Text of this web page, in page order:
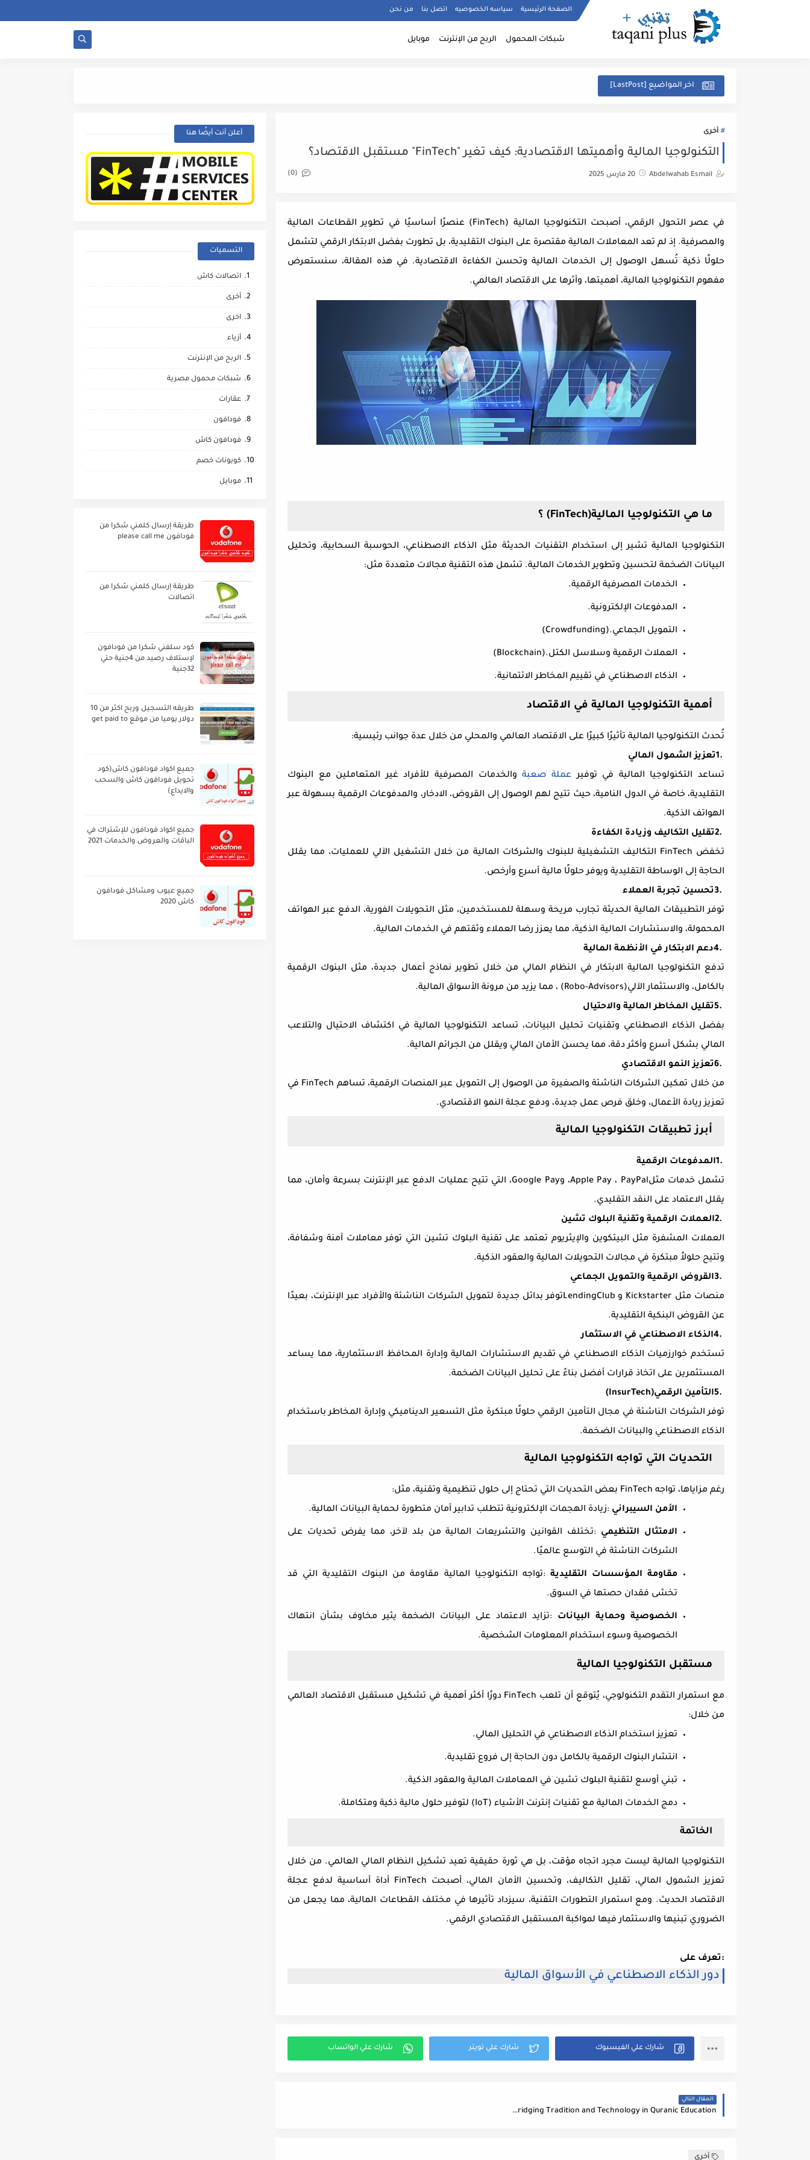
الصفحة الرئيسية سياسه الخصوصيه اتصل بنا من نحن
شبكات المحمول الربح من الإنترنت موبايل
اخر المواضيع [LastPost]
أخرى
التكنولوجيا المالية وأهميتها الاقتصادية: كيف تغير "FinTech" مستقبل الاقتصاد؟
Abdelwahab Esmail 20 مارس 2025 (0)
في عصر التحول الرقمي، أصبحت التكنولوجيا المالية (FinTech) عنصرًا أساسيًا في تطوير القطاعات المالية
والمصرفية. إذ لم تعد المعاملات المالية مقتصرة على البنوك التقليدية، بل تطورت بفضل الابتكار الرقمي لتشمل
حلولًا ذكية تُسهل الوصول إلى الخدمات المالية وتحسن الكفاءة الاقتصادية. في هذه المقالة، سنستعرض
مفهوم التكنولوجيا المالية، أهميتها، وأثرها على الاقتصاد العالمي.
ما هي التكنولوجيا المالية(FinTech) ؟
التكنولوجيا المالية تشير إلى استخدام التقنيات الحديثة مثل الذكاء الاصطناعي، الحوسبة السحابية، وتحليل
البيانات الضخمة لتحسين وتطوير الخدمات المالية. تشمل هذه التقنية مجالات متعددة مثل:
الخدمات المصرفية الرقمية.
المدفوعات الإلكترونية.
التمويل الجماعي(Crowdfunding).
العملات الرقمية وسلاسل الكتل(Blockchain).
الذكاء الاصطناعي في تقييم المخاطر الائتمانية.
أهمية التكنولوجيا المالية في الاقتصاد
تُحدث التكنولوجيا المالية تأثيرًا كبيرًا على الاقتصاد العالمي والمحلي من خلال عدة جوانب رئيسية:
1.تعزيز الشمول المالي
تساعد التكنولوجيا المالية في توفيرعملة صعبةوالخدمات المصرفية للأفراد غير المتعاملين مع البنوك
التقليدية، خاصة في الدول النامية، حيث تتيح لهم الوصول إلى القروض، الادخار، والمدفوعات الرقمية بسهولة عبر
الهواتف الذكية.
2.تقليل التكاليف وزيادة الكفاءة
تخفض FinTech التكاليف التشغيلية للبنوك والشركات المالية من خلال التشغيل الآلي للعمليات، مما يقلل
الحاجة إلى الوساطة التقليدية ويوفر حلولًا مالية أسرع وأرخص.
3.تحسين تجربة العملاء
توفر التطبيقات المالية الحديثة تجارب مريحة وسهلة للمستخدمين، مثل التحويلات الفورية، الدفع عبر الهواتف
المحمولة، والاستشارات المالية الذكية، مما يعزز رضا العملاء وثقتهم في الخدمات المالية.
4.دعم الابتكار في الأنظمة المالية
تدفع التكنولوجيا المالية الابتكار في النظام المالي من خلال تطوير نماذج أعمال جديدة، مثل البنوك الرقمية
بالكامل، والاستثمار الآلي(Robo-Advisors) ، مما يزيد من مرونة الأسواق المالية.
5.تقليل المخاطر المالية والاحتيال
بفضل الذكاء الاصطناعي وتقنيات تحليل البيانات، تساعد التكنولوجيا المالية في اكتشاف الاحتيال والتلاعب
المالي بشكل أسرع وأكثر دقة، مما يحسن الأمان المالي ويقلل من الجرائم المالية.
6.تعزيز النمو الاقتصادي
من خلال تمكين الشركات الناشئة والصغيرة من الوصول إلى التمويل عبر المنصات الرقمية، تساهم FinTech في
تعزيز ريادة الأعمال، وخلق فرص عمل جديدة، ودفع عجلة النمو الاقتصادي.
أبرز تطبيقات التكنولوجيا المالية
1.المدفوعات الرقمية
تشمل خدمات مثلPayPal ، Apple Pay، وGoogle Pay، التي تتيح عمليات الدفع عبر الإنترنت بسرعة وأمان، مما
يقلل الاعتماد على النقد التقليدي.
2.العملات الرقمية وتقنية البلوك تشين
العملات المشفرة مثل البيتكوين والإيثريوم تعتمد على تقنية البلوك تشين التي توفر معاملات آمنة وشفافة،
وتتيح حلولاً مبتكرة في مجالات التحويلات المالية والعقود الذكية.
3.القروض الرقمية والتمويل الجماعي
منصات مثل Kickstarter و LendingClubتوفر بدائل جديدة لتمويل الشركات الناشئة والأفراد عبر الإنترنت، بعيدًا
عن القروض البنكية التقليدية.
4.الذكاء الاصطناعي في الاستثمار
تستخدم خوارزميات الذكاء الاصطناعي في تقديم الاستشارات المالية وإدارة المحافظ الاستثمارية، مما يساعد
المستثمرين على اتخاذ قرارات أفضل بناءً على تحليل البيانات الضخمة.
5.التأمين الرقمي(InsurTech)
توفر الشركات الناشئة في مجال التأمين الرقمي حلولًا مبتكرة مثل التسعير الديناميكي وإدارة المخاطر باستخدام
الذكاء الاصطناعي والبيانات الضخمة.
التحديات التي تواجه التكنولوجيا المالية
رغم مزاياها، تواجه FinTech بعض التحديات التي تحتاج إلى حلول تنظيمية وتقنية، مثل:
الأمن السيبراني :زيادة الهجمات الإلكترونية تتطلب تدابير أمان متطورة لحماية البيانات المالية.
الامتثال التنظيمي :تختلف القوانين والتشريعات المالية من بلد لآخر، مما يفرض تحديات على
الشركات الناشئة في التوسع عالميًا.
مقاومة المؤسسات التقليدية :تواجه التكنولوجيا المالية مقاومة من البنوك التقليدية التي قد
تخشى فقدان حصتها في السوق.
الخصوصية وحماية البيانات :تزايد الاعتماد على البيانات الضخمة يثير مخاوف بشأن انتهاك
الخصوصية وسوء استخدام المعلومات الشخصية.
مستقبل التكنولوجيا المالية
مع استمرار التقدم التكنولوجي، يُتوقع أن تلعب FinTechدورًا أكثر أهمية في تشكيل مستقبل الاقتصاد العالمي
من خلال:
تعزيز استخدام الذكاء الاصطناعي في التحليل المالي.
انتشار البنوك الرقمية بالكامل دون الحاجة إلى فروع تقليدية.
تبني أوسع لتقنية البلوك تشين في المعاملات المالية والعقود الذكية.
دمج الخدمات المالية مع تقنيات إنترنت الأشياء (IoT) لتوفير حلول مالية ذكية ومتكاملة.
الخاتمة
التكنولوجيا المالية ليست مجرد اتجاه مؤقت، بل هي ثورة حقيقية تعيد تشكيل النظام المالي العالمي. من خلال
تعزيز الشمول المالي، تقليل التكاليف، وتحسين الأمان المالي، أصبحت FinTech أداة أساسية لدفع عجلة
الاقتصاد الحديث. ومع استمرار التطورات التقنية، سيزداد تأثيرها في مختلف القطاعات المالية، مما يجعل من
الضروري تبنيها والاستثمار فيها لمواكبة المستقبل الاقتصادي الرقمي.
تعرف على:
دور الذكاء الاصطناعي في الأسواق المالية
المقال التالي
Fajr Al-Quran Academy: Bridging Tradition and Technology in Quranic Education
أخرى
أعلن أنت أيضًا هنا
التسميات
اتصالات كاش
أخرى
اخرى
أزياء
الربح من الإنترنت
شبكات محمول مصرية
عقارات
فودافون
فودافون كاش
كوبونات خصم
موبايل
طريقة إرسال كلمني شكرا من
فودافون please call me
طريقة إرسال كلمني شكرا من
اتصالات
كود سلفني شكرا من فودافون
لإستلاف رصيد من 4جنية حتي
32جنية
طريقه التسجيل وربح اكثر من 10
دولار يوميا من موقع get paid to
جميع اكواد فودافون كاش(كود
تحويل فودافون كاش والسحب
والايداع)
جميع اكواد فودافون للإشتراك في
الباقات والعروض والخدمات 2021
جميع عيوب ومشاكل فودافون
كاش 2020